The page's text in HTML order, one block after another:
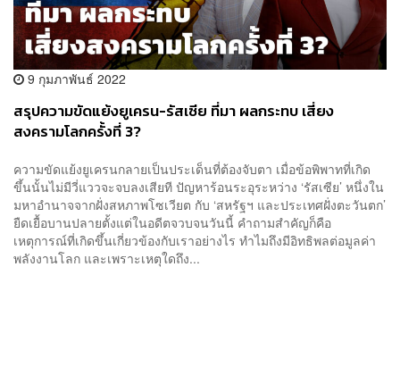
9 กุมภาพันธ์ 2022
สรุปความขัดแย้งยูเครน-รัสเซีย ที่มา ผลกระทบ เสี่ยง
สงครามโลกครั้งที่ 3?
ความขัดแย้งยูเครนกลายเป็นประเด็นที่ต้องจับตา เมื่อข้อพิพาทที่เกิด
ขึ้นนั้นไม่มีวี่แววจะจบลงเสียที ปัญหาร้อนระอุระหว่าง ‘รัสเซีย’ หนึ่งใน
มหาอำนาจจากฝั่งสหภาพโซเวียต กับ ‘สหรัฐฯ และประเทศฝั่งตะวันตก’
ยืดเยื้อบานปลายตั้งแต่ในอดีตจวบจนวันนี้ คำถามสำคัญก็คือ
เหตุการณ์ที่เกิดขึ้นเกี่ยวข้องกับเราอย่างไร ทำไมถึงมีอิทธิพลต่อมูลค่า
พลังงานโลก และเพราะเหตุใดถึง...